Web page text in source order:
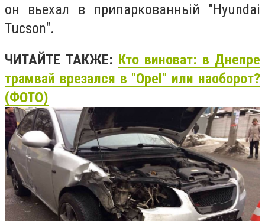
он вьехал в припаркованньій "Hyundai
Tucson".
ЧИТАЙТЕ ТАКЖЕ: Кто виноват: в Днепре
трамвай врезался в "Opel" или наоборот?
(ФОТО)